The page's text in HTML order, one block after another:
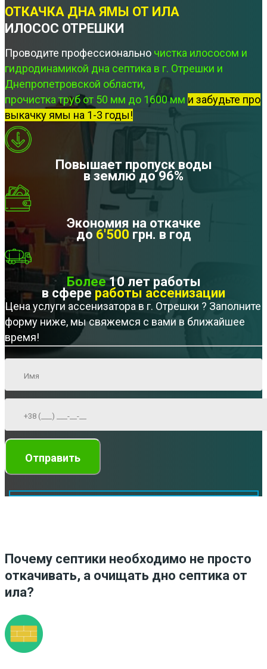
ОТКАЧКА ДНА ЯМЫ ОТ ИЛА
ИЛОСОС ОТРЕШКИ
Проводите профессионально чистка илососом и
гидродинамикой дна септика в г. Отрешки и
Днепропетровской области,
прочистка труб от 50 мм до 1600 мм и забудьте про
выкачку ямы на 1-3 годы!
Повышает пропуск воды
в землю до 96%
Экономия на откачке
до 6'500 грн. в год
Более10 лет работы
в сфере работы ассенизации
Цена услуги ассенизатора в г. Отрешки ? Заполните
форму ниже, мы свяжемся с вами в ближайшее
время!
Почему септики необходимо не просто
откачивать, а очищать дно септика от
ила?